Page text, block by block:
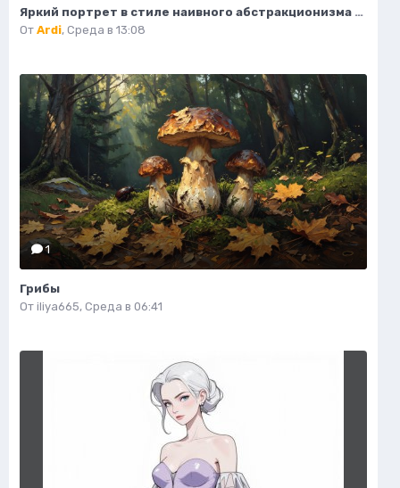
Яркий портрет в стиле наивного абстракционизма и африканского модернизма. Картинка из нейросети Midjourney
От Ardi, Среда в 13:08
1
Грибы
От iliya665, Среда в 06:41